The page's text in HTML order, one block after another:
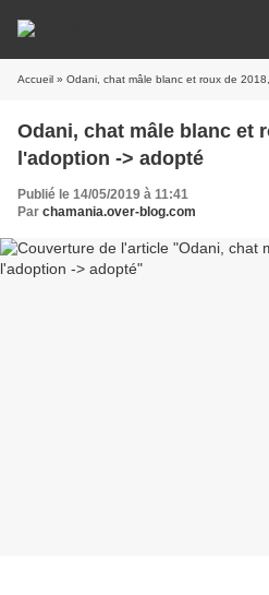
Accueil » Odani, chat mâle blanc et roux de
Odani, chat mâle blanc et
l'adoption -> adopté
Publié le 14/05/2019 à 11:41
Par chamania.over-blog.com